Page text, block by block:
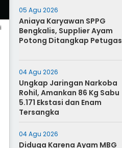
05 Agu 2026
Aniaya Karyawan SPPG
Bengkalis, Supplier Ayam
Potong Ditangkap Petugas
04 Agu 2026
Ungkap Jaringan Narkoba
Rohil, Amankan 86 Kg Sabu
5.171 Ekstasi dan Enam
Tersangka
04 Agu 2026
Diduga Karena Ayam MBG